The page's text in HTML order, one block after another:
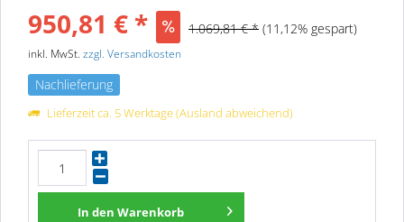
950,81 € * 1.069,81 € * (11,12% gespart)
inkl. MwSt. zzgl. Versandkosten
Nachlieferung
Lieferzeit ca. 5 Werktage (Ausland abweichend)
In den Warenkorb